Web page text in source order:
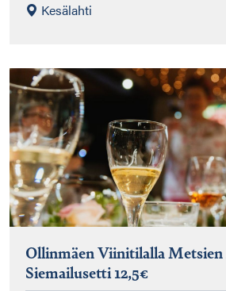
Kesälahti
Ollinmäen Viinitilalla
Siemailusetti 12,5€